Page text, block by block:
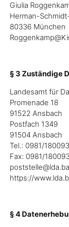
Giulia
Herman-
80336 München
§ 3 Zuständige
Landesamt für
Promenade 18
91522 Ansbach
Postfach 1349
91504 Ansbach
Tel.: 0981/
Fax: 0981/
https://
§ 4